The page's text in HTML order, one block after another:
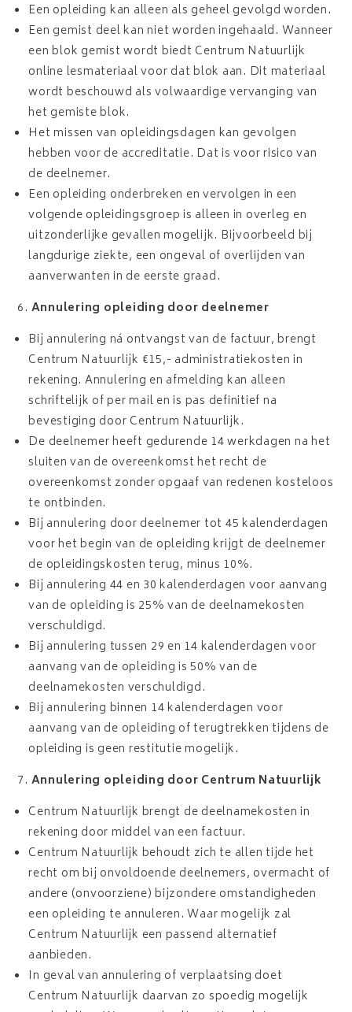
Een opleiding kan alleen als geheel gevolgd worden.
Een gemist deel kan niet worden ingehaald. Wanneer
een blok gemist wordt biedt Centrum Natuurlijk
online lesmateriaal voor dat blok aan. Dit materiaal
wordt beschouwd als volwaardige vervanging van
het gemiste blok.
Het missen van opleidingsdagen kan gevolgen
hebben voor de accreditatie. Dat is voor risico van
de deelnemer.
Een opleiding onderbreken en vervolgen in een
volgende opleidingsgroep is alleen in overleg en
uitzonderlijke gevallen mogelijk. Bijvoorbeeld bij
langdurige ziekte, een ongeval of overlijden van
aanverwanten in de eerste graad.
Annulering opleiding door deelnemer
Bij annulering ná ontvangst van de factuur, brengt
Centrum Natuurlijk €15,- administratiekosten in
rekening. Annulering en afmelding kan alleen
schriftelijk of per mail en is pas definitief na
bevestiging door Centrum Natuurlijk.
De deelnemer heeft gedurende 14 werkdagen na het
sluiten van de overeenkomst het recht de
overeenkomst zonder opgaaf van redenen kosteloos
te ontbinden.
Bij annulering door deelnemer tot 45 kalenderdagen
voor het begin van de opleiding krijgt de deelnemer
de opleidingskosten terug, minus 10%.
Bij annulering 44 en 30 kalenderdagen voor aanvang
van de opleiding is 25% van de deelnamekosten
verschuldigd.
Bij annulering tussen 29 en 14 kalenderdagen voor
aanvang van de opleiding is 50% van de
deelnamekosten verschuldigd.
Bij annulering binnen 14 kalenderdagen voor
aanvang van de opleiding of terugtrekken tijdens de
opleiding is geen restitutie mogelijk.
Annulering opleiding door Centrum Natuurlijk
Centrum Natuurlijk brengt de deelnamekosten in
rekening door middel van een factuur.
Centrum Natuurlijk behoudt zich te allen tijde het
recht om bij onvoldoende deelnemers, overmacht of
andere (onvoorziene) bijzondere omstandigheden
een opleiding te annuleren. Waar mogelijk zal
Centrum Natuurlijk een passend alternatief
aanbieden.
In geval van annulering of verplaatsing doet
Centrum Natuurlijk daarvan zo spoedig mogelijk